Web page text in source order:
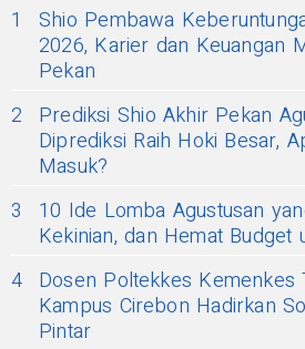
1
Shio Pembawa
2026, Karier dan Keuangan
Pekan
2
Prediksi Shio Akhir Pekan
Diprediksi Raih Hoki Besar,
Masuk?
3
10 Ide Lomba Agustusan
Kekinian, dan Hemat Budget
4 Dosen Poltekkes Kemenkes
Kampus Cirebon Hadirkan
Pintar